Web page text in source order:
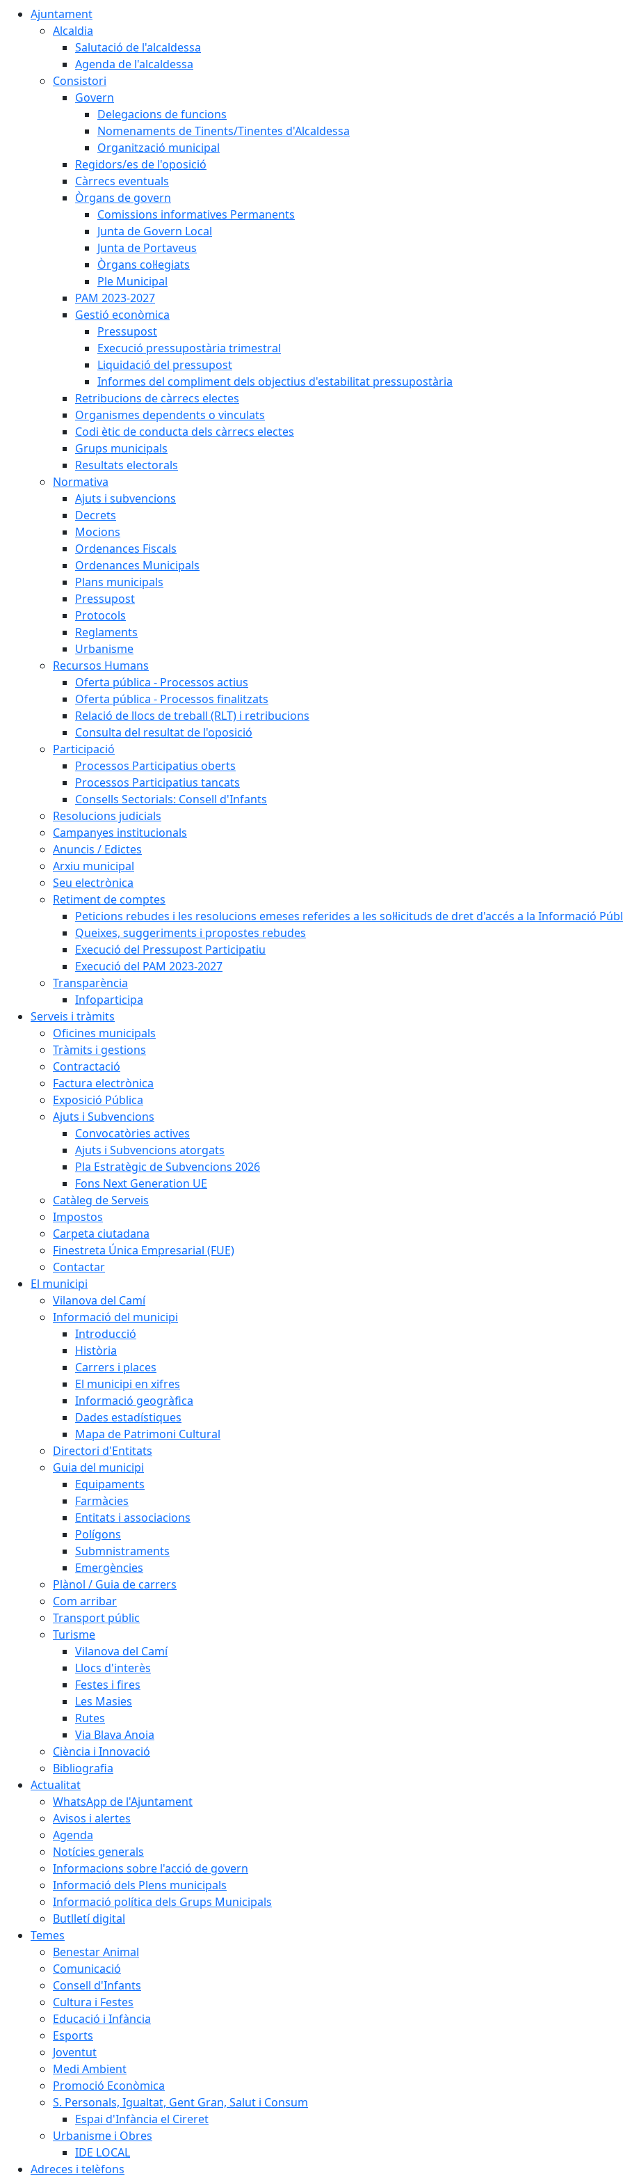
Ajuntament
Alcaldia
Salutació de l'alcaldessa
Agenda de l'alcaldessa
Consistori
Govern
Delegacions de funcions
Nomenaments de Tinents/Tinentes d'Alcaldessa
Organització municipal
Regidors/es de l'oposició
Càrrecs eventuals
Òrgans de govern
Comissions informatives Permanents
Junta de Govern Local
Junta de Portaveus
Òrgans col·legiats
Ple Municipal
PAM 2023-2027
Gestió econòmica
Pressupost
Execució pressupostària trimestral
Liquidació del pressupost
Informes del compliment dels objectius d'estabilitat pressupostària
Retribucions de càrrecs electes
Organismes dependents o vinculats
Codi ètic de conducta dels càrrecs electes
Grups municipals
Resultats electorals
Normativa
Ajuts i subvencions
Decrets
Mocions
Ordenances Fiscals
Ordenances Municipals
Plans municipals
Pressupost
Protocols
Reglaments
Urbanisme
Recursos Humans
Oferta pública - Processos actius
Oferta pública - Processos finalitzats
Relació de llocs de treball (RLT) i retribucions
Consulta del resultat de l'oposició
Participació
Processos Participatius oberts
Processos Participatius tancats
Consells Sectorials: Consell d'Infants
Resolucions judicials
Campanyes institucionals
Anuncis / Edictes
Arxiu municipal
Seu electrònica
Retiment de comptes
Peticions rebudes i les resolucions emeses referides a les sol·licituds de dret d'accés a la Informació
Queixes, suggeriments i propostes rebudes
Execució del Pressupost Participatiu
Execució del PAM 2023-2027
Transparència
Infoparticipa
Serveis i tràmits
Oficines municipals
Tràmits i gestions
Contractació
Factura electrònica
Exposició Pública
Ajuts i Subvencions
Convocatòries actives
Ajuts i Subvencions atorgats
Pla Estratègic de Subvencions 2026
Fons Next Generation UE
Catàleg de Serveis
Impostos
Carpeta ciutadana
Finestreta Única Empresarial (FUE)
Contactar
El municipi
Vilanova del Camí
Informació del municipi
Introducció
Història
Carrers i places
El municipi en xifres
Informació geogràfica
Dades estadístiques
Mapa de Patrimoni Cultural
Directori d'Entitats
Guia del municipi
Equipaments
Farmàcies
Entitats i associacions
Polígons
Submnistraments
Emergències
Plànol / Guia de carrers
Com arribar
Transport públic
Turisme
Vilanova del Camí
Llocs d'interès
Festes i fires
Les Masies
Rutes
Via Blava Anoia
Ciència i Innovació
Bibliografia
Actualitat
WhatsApp de l'Ajuntament
Avisos i alertes
Agenda
Notícies generals
Informacions sobre l'acció de govern
Informació dels Plens municipals
Informació política dels Grups Municipals
Butlletí digital
Temes
Benestar Animal
Comunicació
Consell d'Infants
Cultura i Festes
Educació i Infància
Esports
Joventut
Medi Ambient
Promoció Econòmica
S. Personals, Igualtat, Gent Gran, Salut i Consum
Espai d'Infància el Cireret
Urbanisme i Obres
IDE LOCAL
Adreces i telèfons